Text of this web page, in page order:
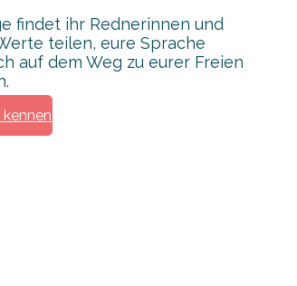
findet ihr Rednerinnen und
teilen, eure Sprache
auf dem Weg zu eurer Freien